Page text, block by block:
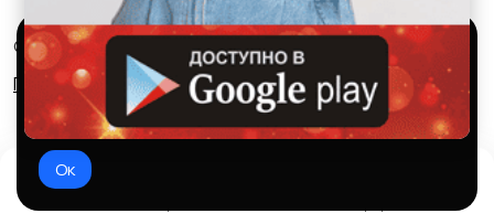
© 2026 SALEX МАРКЕТ
Правила сервиса
Конфиденциальность
Используем куки и рекомендательные
технологии
Это чтобы сайт работал лучше. Оставаясь с нами, вы
соглашаетесь на использование файлов куки.
Ок